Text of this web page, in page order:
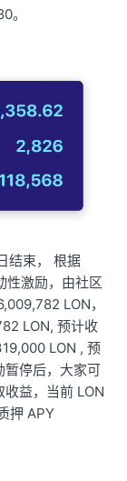
。
结束， 根据
性激励，由社区
LON，
LON, 预计收
LON , 预
暂停后，大家可
益，当前 LON
押 APY